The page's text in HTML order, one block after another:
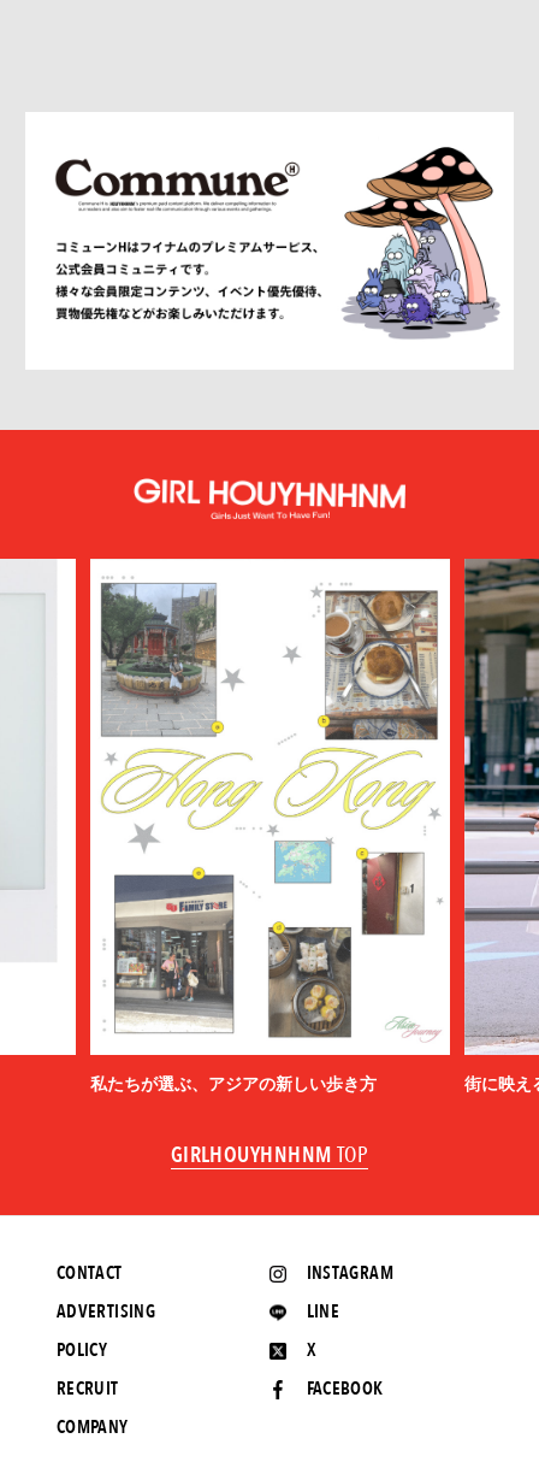
私たちが選ぶ、アジアの新しい歩き方 街に映え
GIRLHOUYHNHNM TOP
INSTAGRAM
LINE
X
FACEBOOK
CONTACT
ADVERTISING
POLICY
RECRUIT
COMPANY